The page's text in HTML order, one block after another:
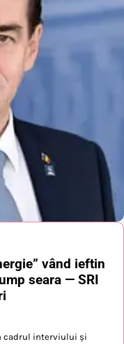
vând ieftin
seara — SRI
cadrul interviului și